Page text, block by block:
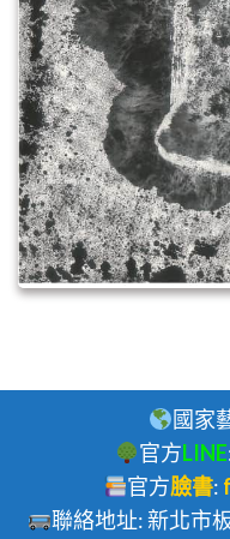
國家
官方LINE
官方臉書:
聯絡地址: 新北市